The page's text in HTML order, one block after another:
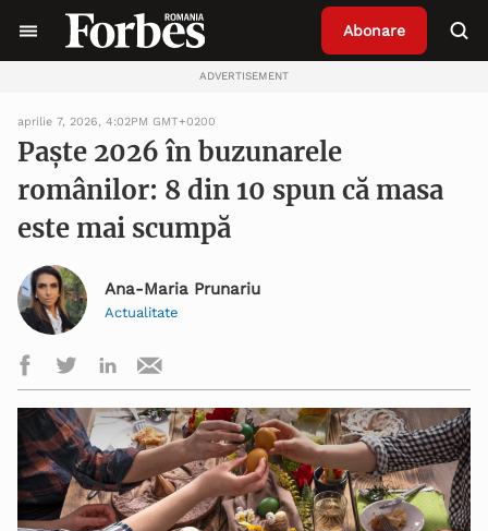
Abonare
ADVERTISEMENT
aprilie 7, 2026, 4:02PM GMT+0200
Paște 2026 în buzunarele
românilor: 8 din 10 spun că masa
este mai scumpă
Ana-Maria Prunariu
Actualitate